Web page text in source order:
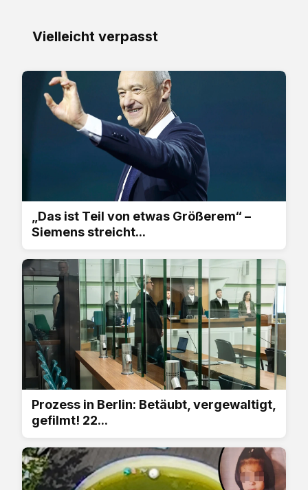
Vielleicht verpasst
„Das ist Teil von etwas Größerem“ –
Siemens streicht...
Prozess in Berlin: Betäubt, vergewaltigt,
gefilmt! 22...